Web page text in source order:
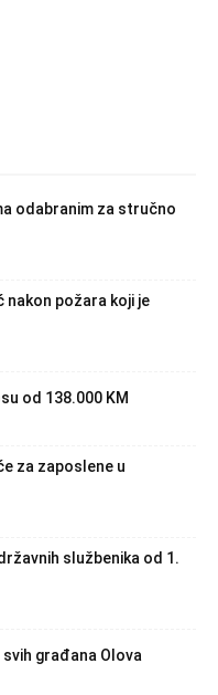
odabranim za stručno
požara koji je
od 138.000 KM
za zaposlene u
službenika od 1.
građana Olova